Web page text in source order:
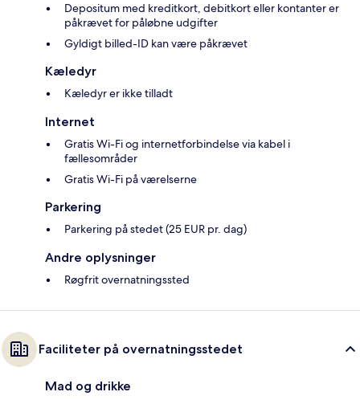
Depositum med kreditkort, debitkort eller kontanter er
påkrævet for påløbne udgifter
Gyldigt billed-ID kan være påkrævet
Kæledyr
Kæledyr er ikke tilladt
Internet
Gratis Wi-Fi og internetforbindelse via kabel i
fællesområder
Gratis Wi-Fi på værelserne
Parkering
Parkering på stedet (25 EUR pr. dag)
Andre oplysninger
Røgfrit overnatningssted
Faciliteter på overnatningsstedet
Mad og drikke